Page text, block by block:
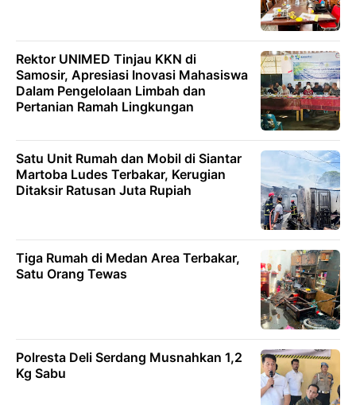
Rektor UNIMED Tinjau KKN di
Samosir, Apresiasi Inovasi Mahasiswa
Dalam Pengelolaan Limbah dan
Pertanian Ramah Lingkungan
Satu Unit Rumah dan Mobil di Siantar
Martoba Ludes Terbakar, Kerugian
Ditaksir Ratusan Juta Rupiah
Tiga Rumah di Medan Area Terbakar,
Satu Orang Tewas
Polresta Deli Serdang Musnahkan 1,2
Kg Sabu